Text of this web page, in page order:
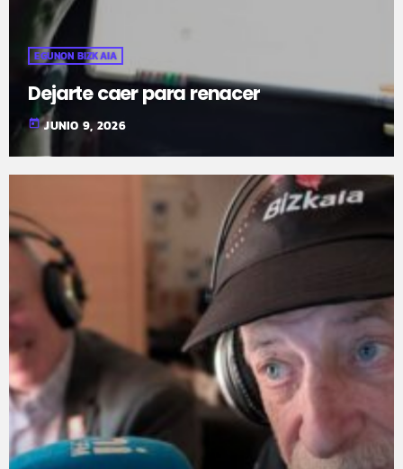
EGUNON BIZKAIA
Dejarte caer para renacer
today JUNIO 9, 2026